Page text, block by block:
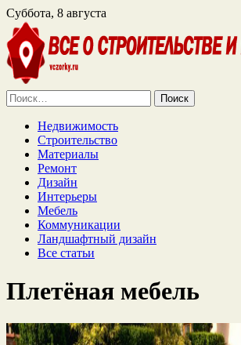
Суббота, 8 августа
Найти:
Недвижимость
Строительство
Материалы
Ремонт
Дизайн
Интерьеры
Мебель
Коммуникации
Ландшафтный дизайн
Все статьи
Плетёная мебель